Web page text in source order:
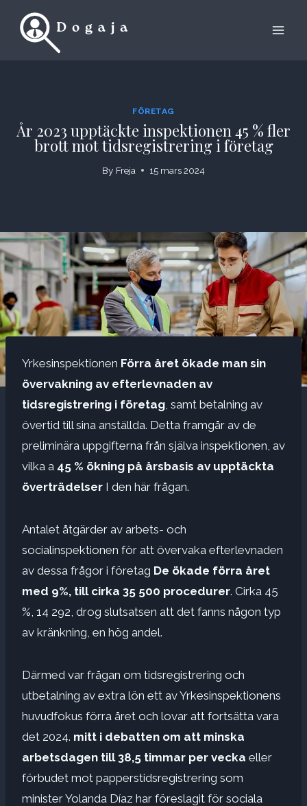
FÖRETAG
År 2023 upptäckte inspektionen 45 % fler
brott mot tidsregistrering i företag
By Freja 15 mars 2024
Yrkesinspektionen Förra året ökade man sin
övervakning av efterlevnaden av
tidsregistrering i företag , samt betalning av
övertid till sina anställda. Detta framgår av de
preliminära uppgifterna från själva inspektionen, av
vilka a 45 % ökning på årsbasis av upptäckta
överträdelser I den här frågan.
Antalet åtgärder av arbets- och
socialinspektionen för att övervaka efterlevnaden
av dessa frågor i företag De ökade förra året
med 9%, till cirka 35 500 procedurer. Cirka 45
%, 14 292, drog slutsatsen att det fanns någon typ
av kränkning, en hög andel.
Därmed var frågan om tidsregistrering och
utbetalning av extra lön ett av Yrkesinspektionens
huvudfokus förra året och lovar att fortsätta vara
det 2024. mitt i debatten om att minska
arbetsdagen till 38,5 timmar per vecka eller
förbudet mot papperstidsregistrering som
minister Yolanda Díaz har föreslagit för sociala